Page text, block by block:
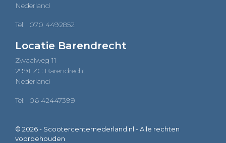
Nederland
Tel: 070 4492852
Locatie Barendrecht
Zwaalweg 11
2991 ZC Barendrecht
Nederland
Tel: 06 42447399
© 2026 - Scootercenternederland.nl - Alle rechten
voorbehouden